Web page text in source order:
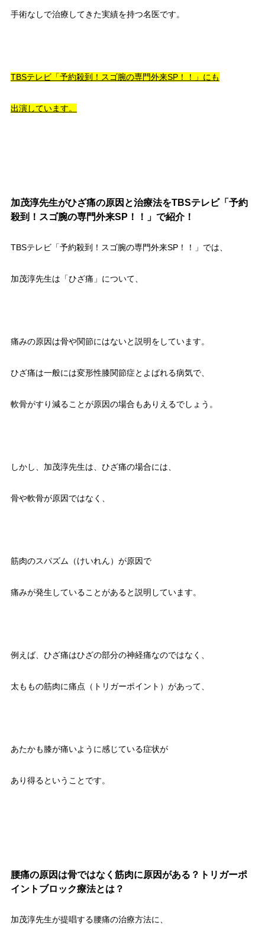
手術なしで治療してきた実績を持つ名医です。
TBSテレビ「予約殺到！スゴ腕の専門外来SP！！」にも
出演しています。
加茂淳先生がひざ痛の原因と治療法をTBSテレビ「予約
殺到！スゴ腕の専門外来SP！！」で紹介！
TBSテレビ「予約殺到！スゴ腕の専門外来SP！！」では、
加茂淳先生は「ひざ痛」について、
痛みの原因は骨や関節にはないと説明をしています。
ひざ痛は一般には変形性膝関節症とよばれる病気で、
軟骨がすり減ることが原因の場合もありえるでしょう。
しかし、加茂淳先生は、ひざ痛の場合には、
骨や軟骨が原因ではなく、
筋肉のスパズム（けいれん）が原因で
痛みが発生していることがあると説明しています。
例えば、ひざ痛はひざの部分の神経痛なのではなく、
太ももの筋肉に痛点（トリガーポイント）があって、
あたかも膝が痛いように感じている症状が
あり得るということです。
腰痛の原因は骨ではなく筋肉に原因がある？トリガーポ
イントブロック療法とは？
加茂淳先生が提唱する腰痛の治療方法に、